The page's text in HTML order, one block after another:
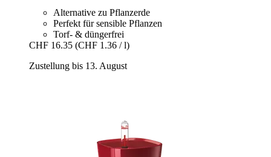
Alternative zu Pflanzerde
Perfekt für sensible Pflanzen
Torf- & düngerfrei
CHF 16.35 (CHF 1.36 / l)
Zustellung bis 13. August